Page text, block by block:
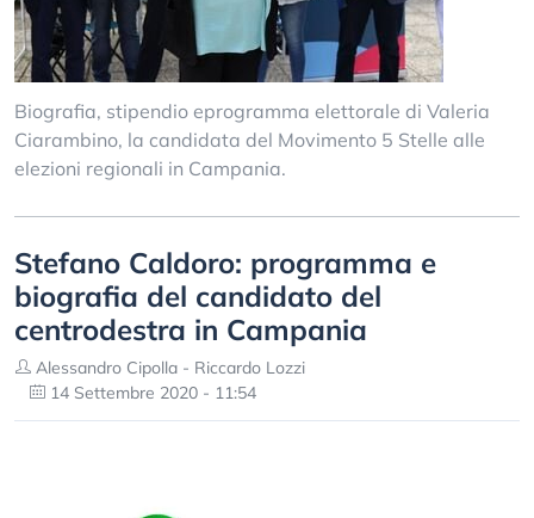
Biografia, stipendio eprogramma elettorale di Valeria
Ciarambino, la candidata del Movimento 5 Stelle alle
elezioni regionali in Campania.
Stefano Caldoro: programma e
biografia del candidato del
centrodestra in Campania
Alessandro Cipolla - Riccardo Lozzi
14 Settembre 2020 - 11:54